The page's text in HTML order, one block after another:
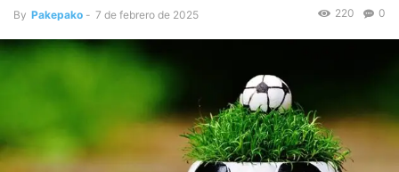
By Pakepako - 7 de febrero de 2025 0
220